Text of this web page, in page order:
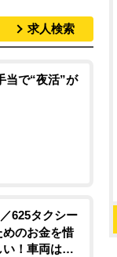
求人検索
当で“夜活”が
625タクシー
のお金を惜
！車両は常